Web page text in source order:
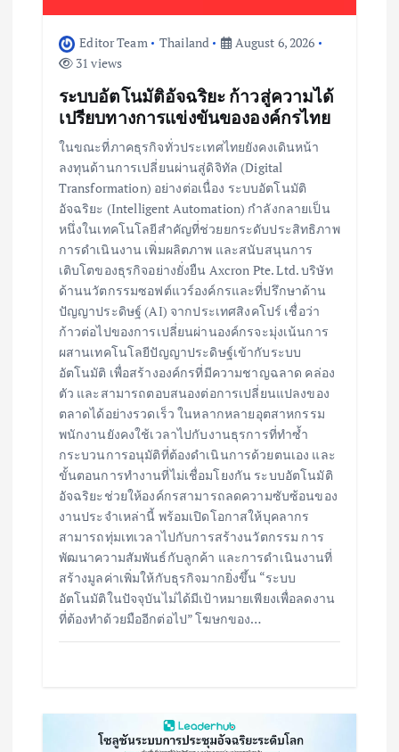
Editor Team Thailand
August 6, 2026
31 views
ระบบอัตโนมัติอัจฉริยะ ก้าวสู่ความได้
เปรียบทางการแข่งขันขององค์กรไทย
ในขณะที่ภาคธุรกิจทั่วประเทศไทยยังคงเดินหน้า
ลงทุนด้านการเปลี่ยนผ่านสู่ดิจิทัล (Digital
Transformation) อย่างต่อเนื่อง ระบบอัตโนมัติ
อัจฉริยะ (Intelligent Automation) กำลังกลายเป็น
หนึ่งในเทคโนโลยีสำคัญที่ช่วยยกระดับประสิทธิภาพ
การดำเนินงาน เพิ่มผลิตภาพ และสนับสนุนการ
เติบโตของธุรกิจอย่างยั่งยืน Axcron Pte. Ltd. บริษัท
ด้านนวัตกรรมซอฟต์แวร์องค์กรและที่ปรึกษาด้าน
ปัญญาประดิษฐ์ (AI) จากประเทศสิงคโปร์ เชื่อว่า
ก้าวต่อไปของการเปลี่ยนผ่านองค์กรจะมุ่งเน้นการ
ผสานเทคโนโลยีปัญญาประดิษฐ์เข้ากับระบบ
อัตโนมัติ เพื่อสร้างองค์กรที่มีความชาญฉลาด คล่อง
ตัว และสามารถตอบสนองต่อการเปลี่ยนแปลงของ
ตลาดได้อย่างรวดเร็ว ในหลากหลายอุตสาหกรรม
พนักงานยังคงใช้เวลาไปกับงานธุรการที่ทำซ้ำ
กระบวนการอนุมัติที่ต้องดำเนินการด้วยตนเอง และ
ขั้นตอนการทำงานที่ไม่เชื่อมโยงกัน ระบบอัตโนมัติ
อัจฉริยะช่วยให้องค์กรสามารถลดความซับซ้อนของ
งานประจำเหล่านี้ พร้อมเปิดโอกาสให้บุคลากร
สามารถทุ่มเทเวลาไปกับการสร้างนวัตกรรม การ
พัฒนาความสัมพันธ์กับลูกค้า และการดำเนินงานที่
สร้างมูลค่าเพิ่มให้กับธุรกิจมากยิ่งขึ้น “ระบบ
อัตโนมัติในปัจจุบันไม่ได้มีเป้าหมายเพียงเพื่อลดงาน
ที่ต้องทำด้วยมืออีกต่อไป” โฆษกของ…